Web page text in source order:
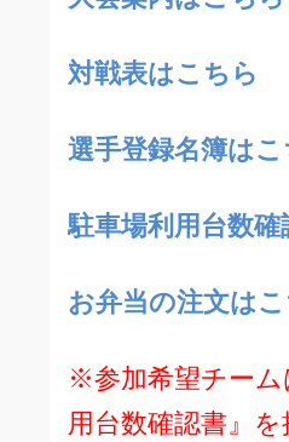
対戦表はこちら
選手登録名簿は
駐車場利用台数
お弁当の注文は
※参加希望チーム
用台数確認書』